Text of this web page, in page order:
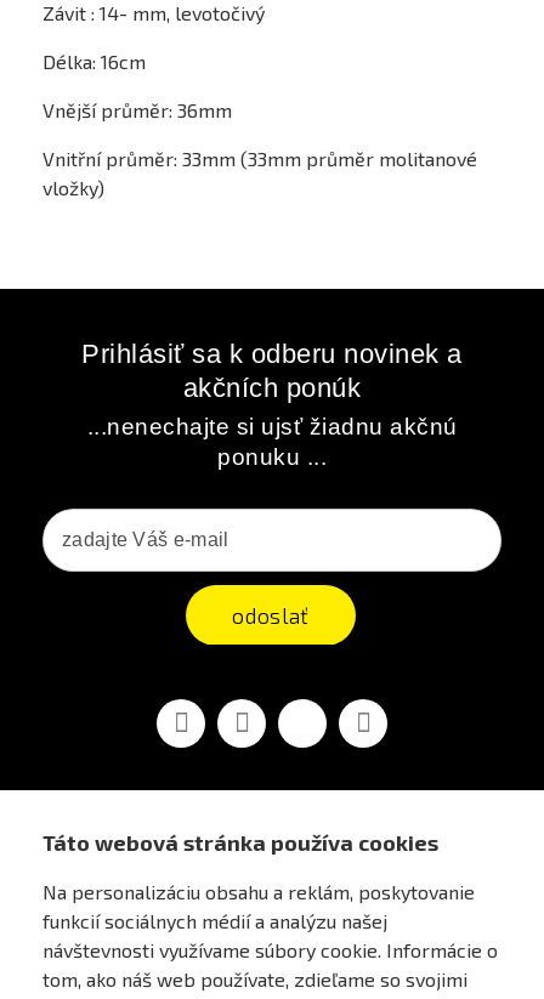
Táto webová stránka používa cookies
Na personalizáciu obsahu a reklám, poskytovanie
funkcií sociálnych médií a analýzu našej
návštevnosti využívame súbory cookie. Informácie o
tom, ako náš web používate, zdieľame so svojimi
Závit : 14- mm, levotočivý
Délka: 16cm
Vnější průměr: 36mm
Vnitřní průměr: 33mm (33mm průměr molitanové
vložky)
Prihlásiť sa k odberu novinek a
akčních ponúk
...nenechajte si ujsť žiadnu akčnú
ponuku ...
odoslať
FacebookYoutubeVimeo Instagram
AIRSOFT OBCHOD PRAHA
PRE ZÁKAZNÍKOV